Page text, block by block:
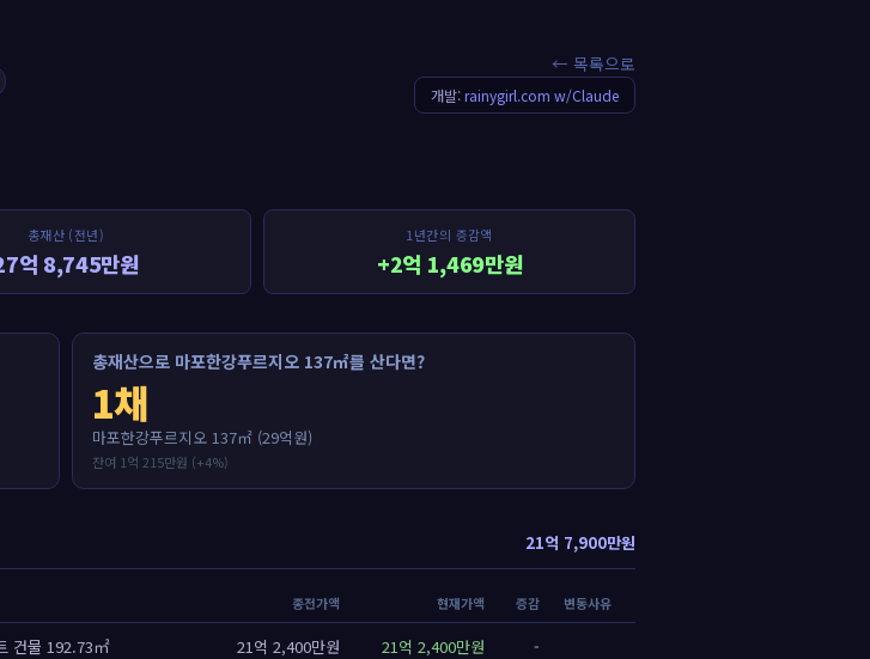
← 목록으로
개발:rainygirl.com w/Claude
총재산 (전년)
억 8,745만원
1년간의 증감액
+2억 1,469만원
총재산으로 마포한강푸르지오 137㎡를 산다면?
1채
마포한강푸르지오 137㎡ (29억원)
잔여 1억 215만원 (+4%)
21억 7,900만원
종전가액 현재가액 증감 변동사유
건물 192.73㎡ 21억 2,400만원 21억 2,400만원 -